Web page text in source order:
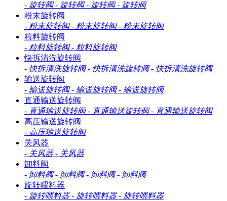
- 旋转阀 - 旋转阀 - 旋转阀 - 旋转阀
粉末旋转阀
- 粉末旋转阀 - 粉末旋转阀 - 粉末旋转阀
粒料旋转阀
- 粒料旋转阀 - 粒料旋转阀
快拆清洗旋转阀
- 快拆清洗旋转阀 - 快拆清洗旋转阀 - 快拆清洗旋转阀
输送旋转阀
- 输送旋转阀 - 输送旋转阀 - 输送旋转阀
直通输送旋转阀
- 直通输送旋转阀 - 直通输送旋转阀 - 直通输送旋转阀
高压输送旋转阀
- 高压输送旋转阀
关风器
- 关风器 - 关风器
卸料阀
- 卸料阀 - 卸料阀 - 卸料阀 - 卸料阀
旋转喂料器
- 旋转喂料器 - 旋转喂料器 - 旋转喂料器